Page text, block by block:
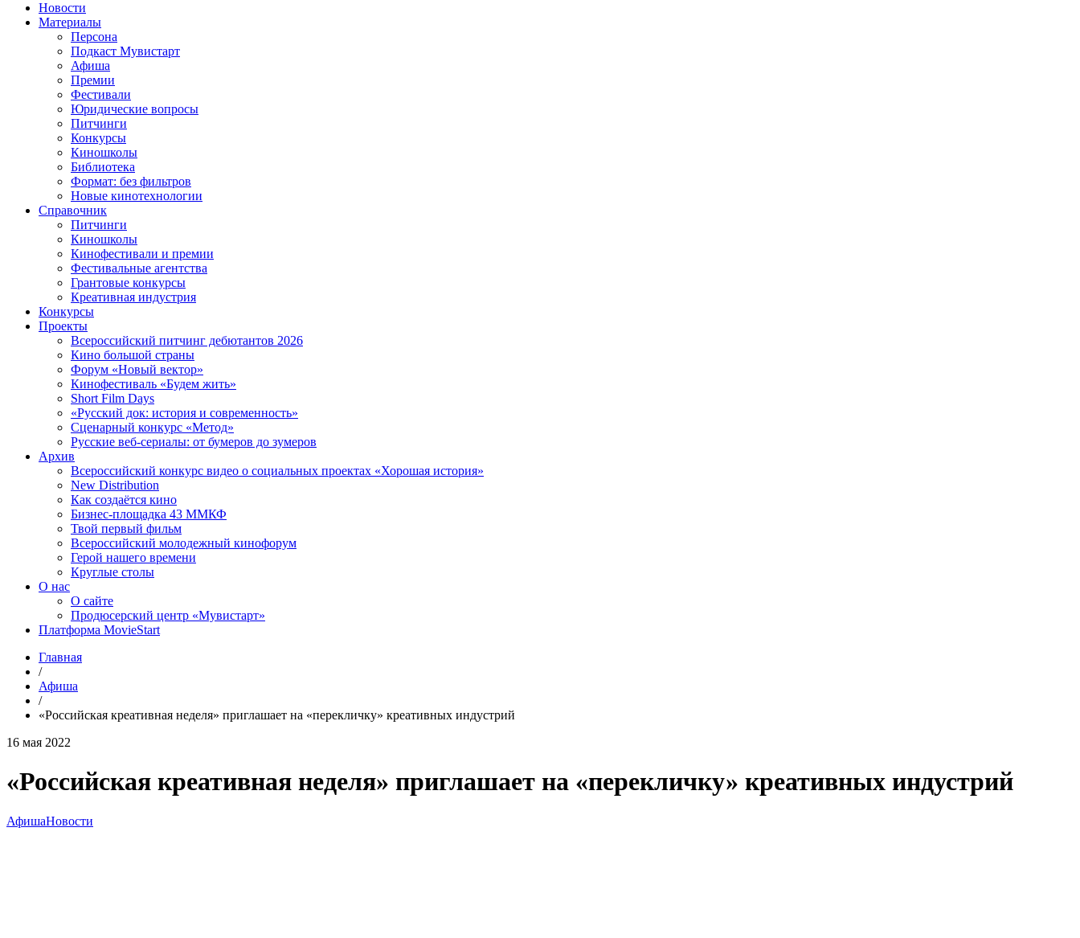
Новости
Материалы
Персона
Подкаст Мувистарт
Афиша
Премии
Фестивали
Юридические вопросы
Питчинги
Конкурсы
Киношколы
Библиотека
Формат: без фильтров
Новые кинотехнологии
Справочник
Питчинги
Киношколы
Кинофестивали и премии
Фестивальные агентства
Грантовые конкурсы
Креативная индустрия
Конкурсы
Проекты
Всероссийский питчинг дебютантов 2026
Кино большой страны
Форум «Новый вектор»
Кинофестиваль «Будем жить»
Short Film Days
«Русский док: история и современность»
Сценарный конкурс «Метод»
Русские веб-сериалы: от бумеров до зумеров
Архив
Всероссийский конкурс видео о социальных проектах «Хорошая история»
New Distribution
Как создаётся кино
Бизнес-площадка 43 ММКФ
Твой первый фильм
Всероссийский молодежный кинофорум
Герой нашего времени
Круглые столы
О нас
О сайте
Продюсерский центр «Мувистарт»
Платформа MovieStart
Главная
/
Афиша
/
«Российская креативная неделя» приглашает на «перекличку» креативных индустрий
16 мая 2022
«Российская креативная неделя» приглашает на «перекличку» креативных индустрий
АфишаНовости